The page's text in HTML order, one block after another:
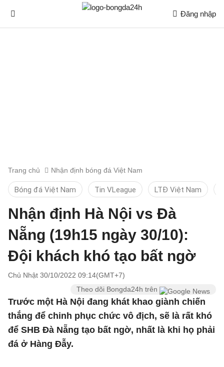
Đăng nhập
Trang chủ Nhận định bóng đá Việt Nam
Bóng đá Việt Nam Tin VLeague LTĐ Việt Nam
Nhận định Hà Nội vs Đà
Nẵng (19h15 ngày 30/10):
Đội khách khó tạo bất ngờ
Chủ Nhật 30/10/2022 09:14(GMT+7)
Theo dõi Bongda24h trên
Trước một Hà Nội đang khát khao giành chiến
thắng để chinh phục chức vô địch, sẽ là rất khó
để SHB Đà Nẵng tạo bất ngờ, nhất là khi họ phải
đá ở Hàng Đẫy.